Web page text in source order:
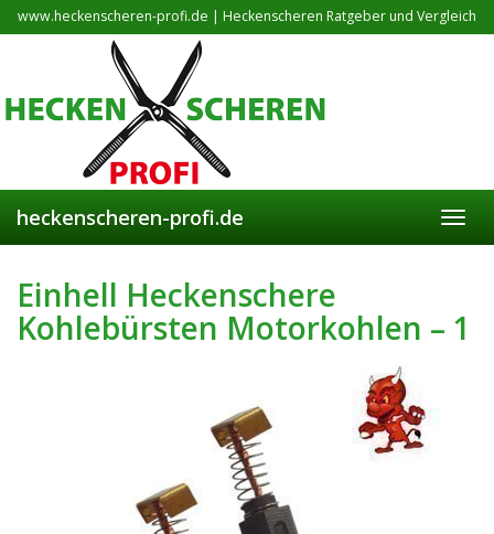
Skip
to
www.heckenscheren-profi.de | Heckenscheren Ratgeber und Vergleich
heckenscheren-profi.de
Einhell Heckenschere
Kohlebürsten Motorkohlen – 1